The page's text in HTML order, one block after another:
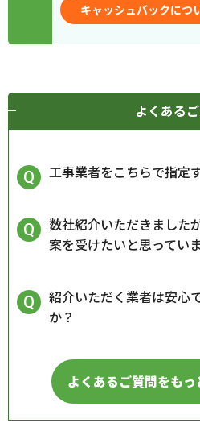
キャッシュバックにつ
よくある
工事業者をこちらで指定
数社紹介いただきました
案を受けたいと思っていま
紹介いただく業者は安心
か？
よくあるご質問をもっ